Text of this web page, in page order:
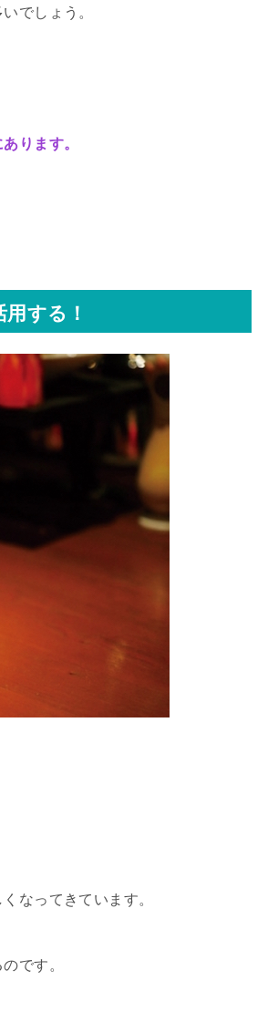
でしょう。
ります。
する！
なってきています。
です。